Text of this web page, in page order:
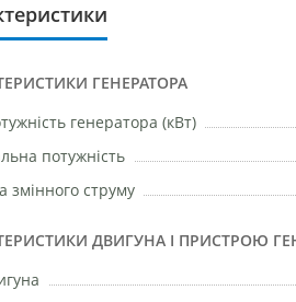
ГЕНЕРАТОРА
генератора (кВт)
потужність
змінного струму
ДВИГУНА І ПРИСТРОЮ